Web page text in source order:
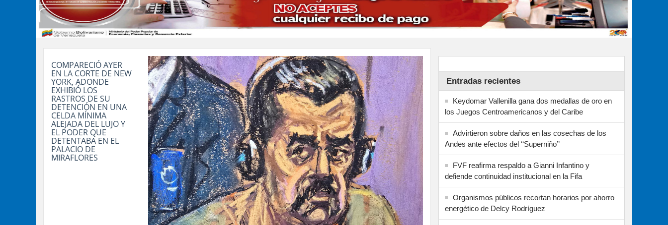
COMPARECIÓ AYER
EN LA CORTE DE NEW
YORK, ADONDE
EXHIBIÓ LOS
RASTROS DE SU
DETENCIÓN EN UNA
CELDA MÍNIMA
ALEJADA DEL LUJO Y
EL PODER QUE
DETENTABA EN EL
PALACIO DE
MIRAFLORES
Entradas recientes
Keydomar Vallenilla gana dos medallas de oro en
los Juegos Centroamericanos y del Caribe
Advirtieron sobre daños en las cosechas de los
Andes ante efectos del ‘‘Superniño’’
FVF reafirma respaldo a Gianni Infantino y
defiende continuidad institucional en la Fifa
Organismos públicos recortan horarios por ahorro
energético de Delcy Rodríguez